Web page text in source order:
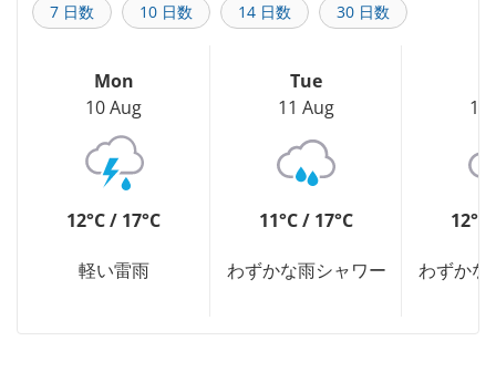
7 日数 10 日数 14 日数 30 日数
Mon
10 Aug
12°C / 17°C
軽い雷雨
Tue
11 Aug
11°C / 17°C
わずかな雨シャワー
12
12°C
わずかな